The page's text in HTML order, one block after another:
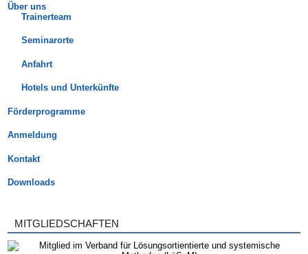
Über uns
Trainerteam
Seminarorte
Anfahrt
Hotels und Unterkünfte
Förderprogramme
Anmeldung
Kontakt
Downloads
MITGLIEDSCHAFTEN